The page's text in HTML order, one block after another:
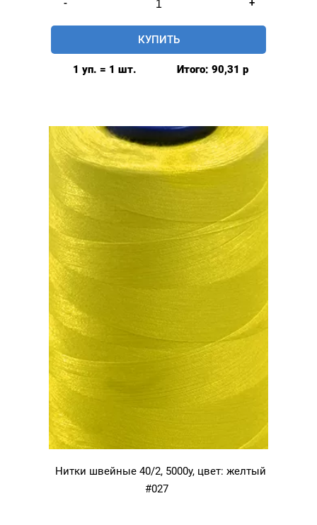
товара
Нитки
швейные
#025
КУПИТЬ
1 уп. = 1 шт. Итого: 90,31 р
Нитки швейные 40/2, 5000у, цвет: желтый
#027